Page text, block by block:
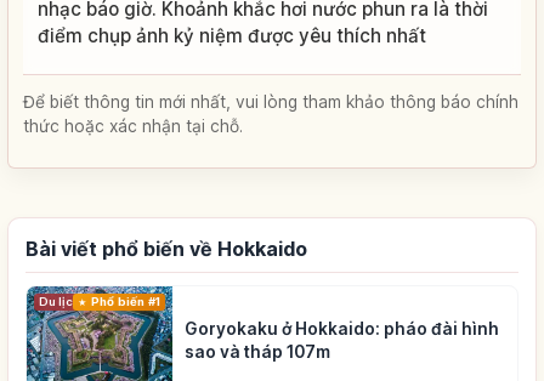
nhạc báo giờ. Khoảnh khắc hơi nước phun ra là thời
điểm chụp ảnh kỷ niệm được yêu thích nhất
Để biết thông tin mới nhất, vui lòng tham khảo thông báo chính
thức hoặc xác nhận tại chỗ.
Bài viết phổ biến về Hokkaido
Du lịch Phổ biến #1
Goryokaku ở Hokkaido: pháo đài hình
sao và tháp 107m